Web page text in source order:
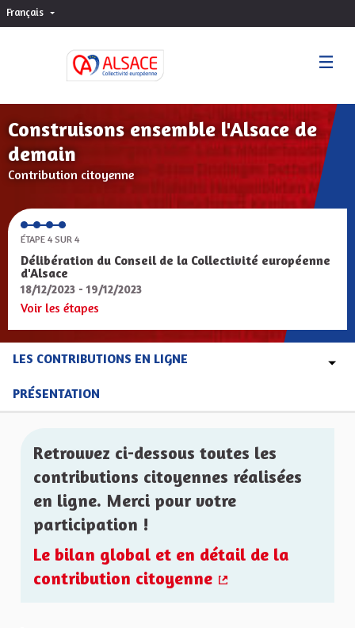
Français Choisir la langue
Construisons ensemble l'Alsace de
demain
Contribution citoyenne
ÉTAPE 4 SUR 4
Délibération du Conseil de la Collectivité européenne
d'Alsace
18/12/2023 - 19/12/2023
Voir les étapes
LES CONTRIBUTIONS EN LIGNE
PRÉSENTATION
Retrouvez ci-dessous toutes les
contributions citoyennes réalisées
en ligne. Merci pour votre
participation !
Le bilan global et en détail de la
contribution citoyenne